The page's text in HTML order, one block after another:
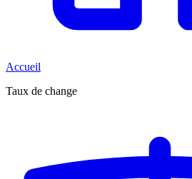
Accueil
Taux de change